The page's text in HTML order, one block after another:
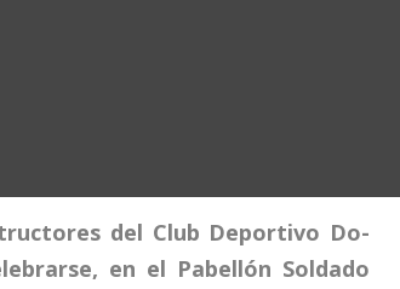
del Club Deportivo Do-
en el Pabellón Soldado